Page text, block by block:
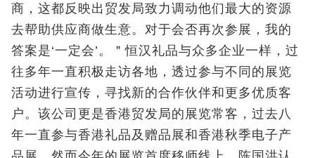
商，这都反映出贸发局致力调动他们最大的资源
去帮助供应商做生意。对于会否再次参展，我的
答案是‘一定会’。＂恒汉礼品与众多企业一样，过
往多年一直积极走访各地，透过参与不同的展览
活动进行宣传，寻找新的合作伙伴和更多优质客
户。该公司更是香港贸发局的展览常客，过去八
年一直参与香港礼品及赠品展和香港秋季电子产